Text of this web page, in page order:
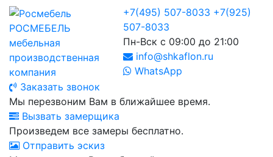
РОСМЕБЕЛЬ
мебельная
производственная
компания
+7(495) 507-8033 +7(925)
507-8033
Пн-Вск с 09:00 до 21:00
info@shkaflon.ru
WhatsApp
Заказать звонок
Мы перезвоним Вам в ближайшее время.
Вызвать замерщика
Произведем все замеры бесплатно.
Отправить эскиз